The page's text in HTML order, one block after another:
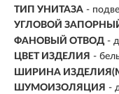
ТИП УНИТАЗА -
УГЛОВОЙ
ФАНОВЫЙ ОТВОД -
ЦВЕТ ИЗДЕЛИЯ -
ШИРИНА
ШУМОИЗОЛЯЦИЯ -